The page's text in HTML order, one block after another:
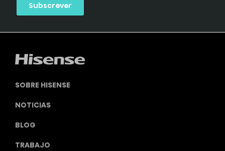
Subscrever
SOBRE HISENSE
NOTICIAS
BLOG
TRABAJO